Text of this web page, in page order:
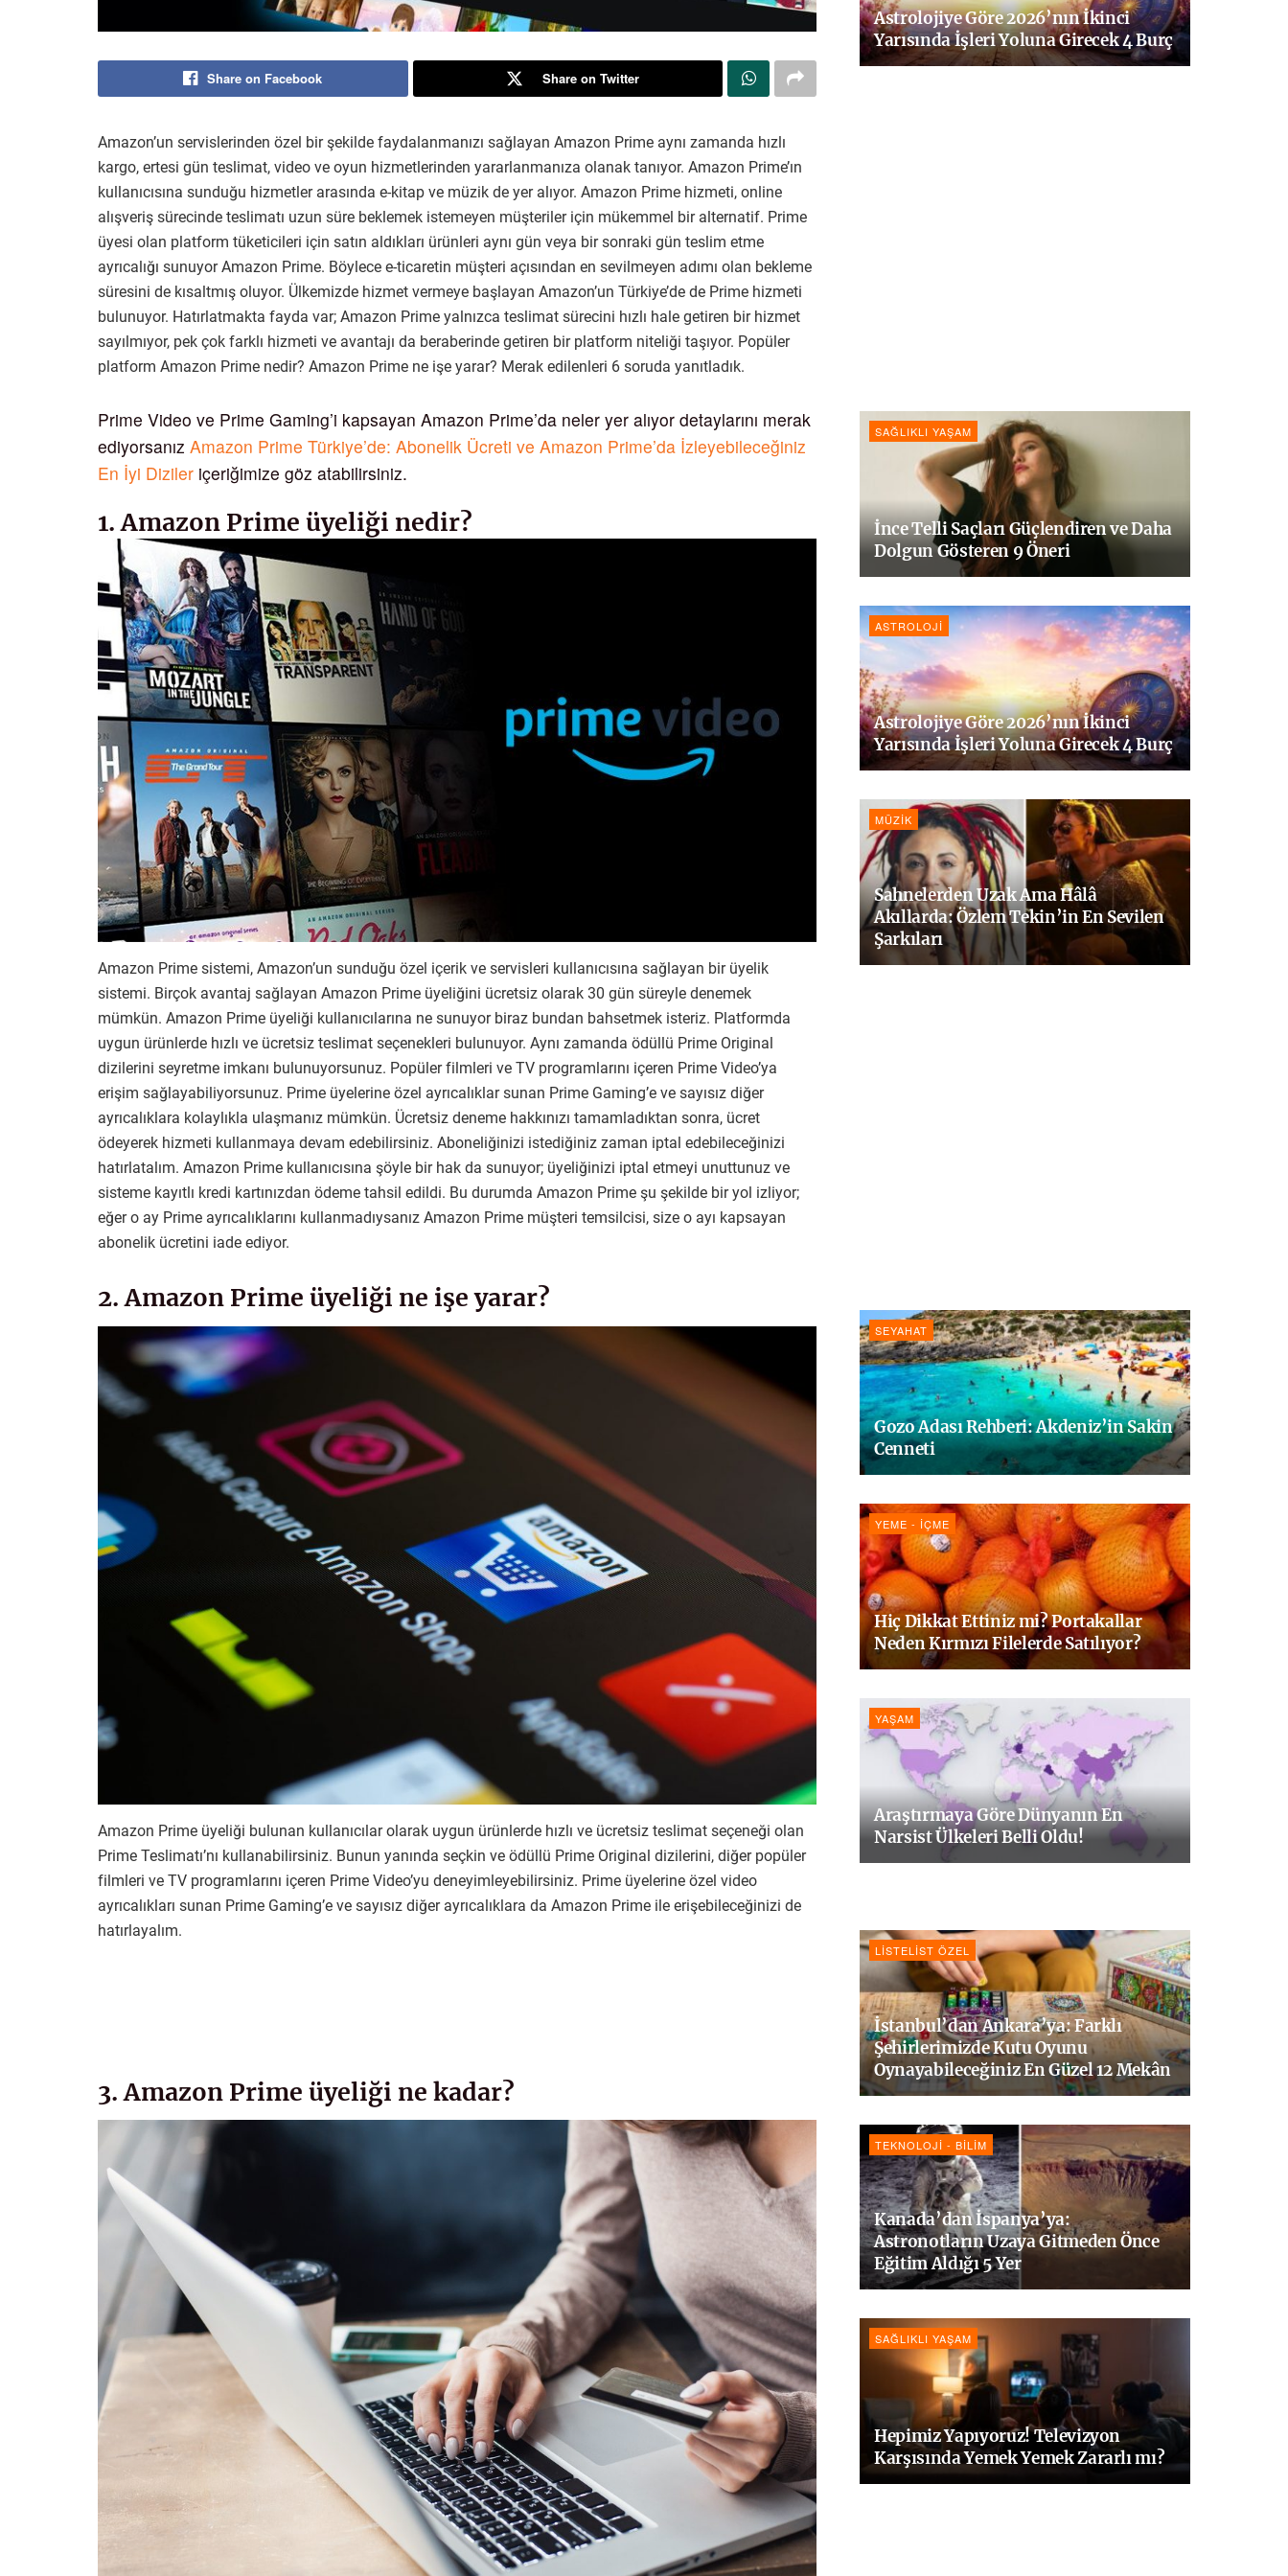
Share on Facebook Share on Twitter
Amazon’un servislerinden özel bir şekilde faydalanmanızı sağlayan Amazon Prime aynı zamanda hızlı
kargo, ertesi gün teslimat, video ve oyun hizmetlerinden yararlanmanıza olanak tanıyor. Amazon Prime’ın
kullanıcısına sunduğu hizmetler arasında e-kitap ve müzik de yer alıyor. Amazon Prime hizmeti, online
alışveriş sürecinde teslimatı uzun süre beklemek istemeyen müşteriler için mükemmel bir alternatif. Prime
üyesi olan platform tüketicileri için satın aldıkları ürünleri aynı gün veya bir sonraki gün teslim etme
ayrıcalığı sunuyor Amazon Prime. Böylece e-ticaretin müşteri açısından en sevilmeyen adımı olan bekleme
süresini de kısaltmış oluyor. Ülkemizde hizmet vermeye başlayan Amazon’un Türkiye’de de Prime hizmeti
bulunuyor. Hatırlatmakta fayda var; Amazon Prime yalnızca teslimat sürecini hızlı hale getiren bir hizmet
sayılmıyor, pek çok farklı hizmeti ve avantajı da beraberinde getiren bir platform niteliği taşıyor. Popüler
platform Amazon Prime nedir? Amazon Prime ne işe yarar? Merak edilenleri 6 soruda yanıtladık.
Prime Video ve Prime Gaming’i kapsayan Amazon Prime’da neler yer alıyor detaylarını merak
ediyorsanız Amazon Prime Türkiye’de: Abonelik Ücreti ve Amazon Prime’da İzleyebileceğiniz
En İyi Diziler içeriğimize göz atabilirsiniz.
1. Amazon Prime üyeliği nedir?
Amazon Prime sistemi, Amazon’un sunduğu özel içerik ve servisleri kullanıcısına sağlayan bir üyelik
sistemi. Birçok avantaj sağlayan Amazon Prime üyeliğini ücretsiz olarak 30 gün süreyle denemek
mümkün. Amazon Prime üyeliği kullanıcılarına ne sunuyor biraz bundan bahsetmek isteriz. Platformda
uygun ürünlerde hızlı ve ücretsiz teslimat seçenekleri bulunuyor. Aynı zamanda ödüllü Prime Original
dizilerini seyretme imkanı bulunuyorsunuz. Popüler filmleri ve TV programlarını içeren Prime Video’ya
erişim sağlayabiliyorsunuz. Prime üyelerine özel ayrıcalıklar sunan Prime Gaming’e ve sayısız diğer
ayrıcalıklara kolaylıkla ulaşmanız mümkün. Ücretsiz deneme hakkınızı tamamladıktan sonra, ücret
ödeyerek hizmeti kullanmaya devam edebilirsiniz. Aboneliğinizi istediğiniz zaman iptal edebileceğinizi
hatırlatalım. Amazon Prime kullanıcısına şöyle bir hak da sunuyor; üyeliğinizi iptal etmeyi unuttunuz ve
sisteme kayıtlı kredi kartınızdan ödeme tahsil edildi. Bu durumda Amazon Prime şu şekilde bir yol izliyor;
eğer o ay Prime ayrıcalıklarını kullanmadıysanız Amazon Prime müşteri temsilcisi, size o ayı kapsayan
abonelik ücretini iade ediyor.
2. Amazon Prime üyeliği ne işe yarar?
Amazon Prime üyeliği bulunan kullanıcılar olarak uygun ürünlerde hızlı ve ücretsiz teslimat seçeneği olan
Prime Teslimatı’nı kullanabilirsiniz. Bunun yanında seçkin ve ödüllü Prime Original dizilerini, diğer popüler
filmleri ve TV programlarını içeren Prime Video’yu deneyimleyebilirsiniz. Prime üyelerine özel video
ayrıcalıkları sunan Prime Gaming’e ve sayısız diğer ayrıcalıklara da Amazon Prime ile erişebileceğinizi de
hatırlayalım.
3. Amazon Prime üyeliği ne kadar?
Astrolojiye Göre 2026’nın İkinci
Yarısında İşleri Yoluna Girecek 4 Burç
SAĞLIKLI YAŞAM
İnce Telli Saçları Güçlendiren ve Daha
Dolgun Gösteren 9 Öneri
ASTROLOJI
Astrolojiye Göre 2026’nın İkinci
Yarısında İşleri Yoluna Girecek 4 Burç
MÜZIK
Sahnelerden Uzak Ama Hâlâ
Akıllarda: Özlem Tekin’in En Sevilen
Şarkıları
SEYAHAT
Gozo Adası Rehberi: Akdeniz’in Sakin
Cenneti
YEME - İÇME
Hiç Dikkat Ettiniz mi? Portakallar
Neden Kırmızı Filelerde Satılıyor?
YAŞAM
Araştırmaya Göre Dünyanın En
Narsist Ülkeleri Belli Oldu!
LISTELIST ÖZEL
İstanbul’dan Ankara’ya: Farklı
Şehirlerimizde Kutu Oyunu
Oynayabileceğiniz En Güzel 12 Mekân
TEKNOLOJI - BILIM
Kanada’dan İspanya’ya:
Astronotların Uzaya Gitmeden Önce
Eğitim Aldığı 5 Yer
SAĞLIKLI YAŞAM
Hepimiz Yapıyoruz! Televizyon
Karşısında Yemek Yemek Zararlı mı?